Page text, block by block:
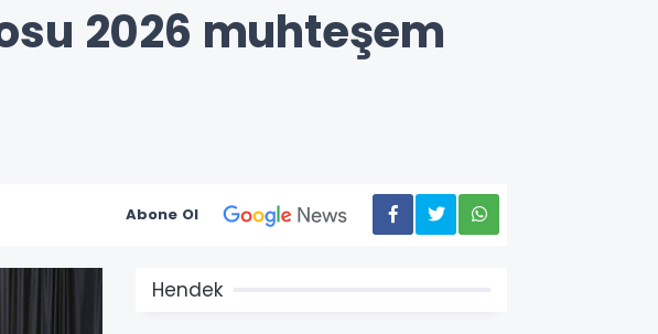
2026 muhteşem
Abone Ol
Hendek